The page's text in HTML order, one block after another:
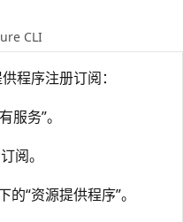
CLI
程序注册订阅：
服务”。
阅。
的“资源提供程序”。